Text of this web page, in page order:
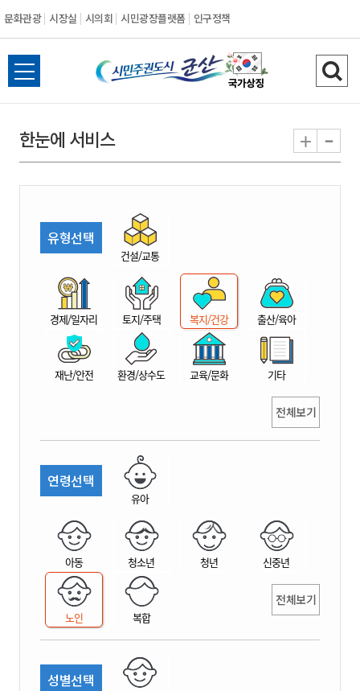
문화관광 시장실 시의회 시민광장플랫폼 인구정책
시
민
권
시
산
전
체
뉴
열
검
색
기
한눈에 서비스 + -
유형선택
건설/교통
경제/일자리 토지/주택 복지/건강 출산/육아
재난/안전 환경/상수도 교육/문화 기타
전체보기
연령선택
유아
아동 청소년 청년 신중년
노인 복합
전체보기
성별선택